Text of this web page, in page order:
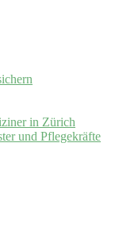
in Zürich
und Pflegekräfte